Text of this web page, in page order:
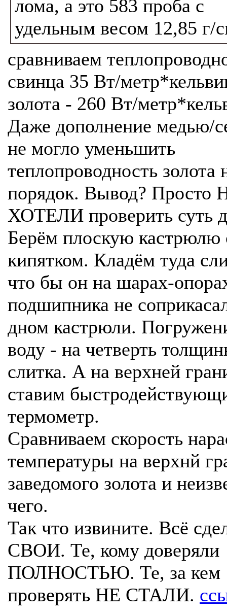
лома, а это 583 проба с
удельным весом 12,85 г/
сравниваем
свинца 35 Вт/
золота - 260 Вт/
Даже дополнение медью/
не могло уменьшить
теплопроводность золота
порядок. Вывод? Просто
ХОТЕЛИ проверить суть
Берём плоскую кастрюлю
кипятком. Кладём туда
что бы он на шарах-
подшипника не
дном кастрюли.
воду - на четверть
слитка. А на верхней
ставим
термометр.
Сравниваем скорость
температуры на верхнй
заведомого золота и
чего.
Так что извините. Всё
СВОИ. Те, кому доверяли
ПОЛНОСТЬЮ. Те, за кем
проверять НЕ СТАЛИ.